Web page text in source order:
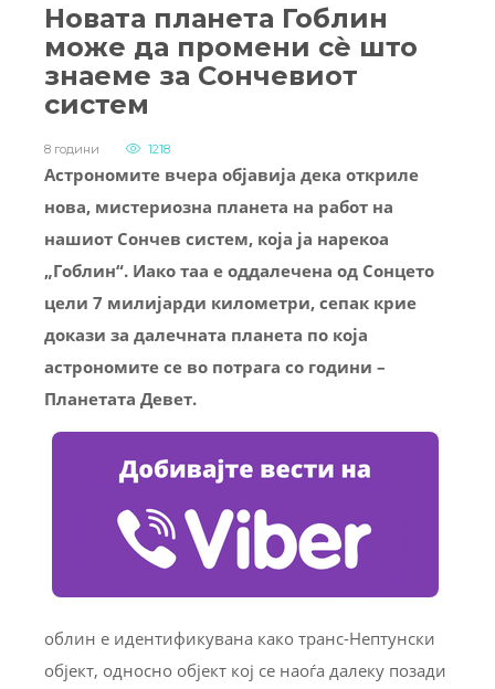
Новата планета Гоблин
може да промени сѐ што
знаеме за Сончевиот
систем
8 години 1218
Астрономите вчера објавија дека откриле
нова, мистериозна планета на работ на
нашиот Сончев систем, која ја нарекоа
„Гоблин“. Иако таа е оддалечена од Сонцето
цели 7 милијарди километри, сепак крие
докази за далечната планета по која
астрономите се во потрага со години –
Планетата Девет.
облин е идентификувана како транс-Нептунски
објект, односно објект кој се наоѓа далеку позади